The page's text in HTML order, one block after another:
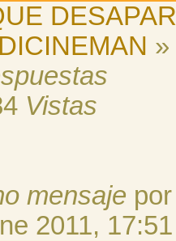
»
Vistas
mensaje
2011, 17:51